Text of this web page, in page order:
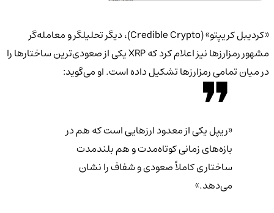
«کردیبل کریپتو» (Credible Crypto)، دیگر تحلیلگر و معامله‌گر
مشهور رمزارزها نیز اعلام کرد که XRP یکی از صعودی‌ترین ساختارها را
در میان تمامی رمزارزها تشکیل داده است. او می‌گوید:
«ریپل یکی از معدود ارزهایی است که هم در
بازه‌های زمانی کوتاه‌مدت و هم بلندمدت
ساختاری کاملاً صعودی و شفاف را نشان
می‌دهد.»